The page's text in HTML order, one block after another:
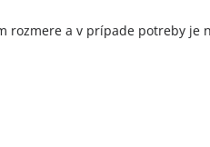
rozmere a v prípade potreby je